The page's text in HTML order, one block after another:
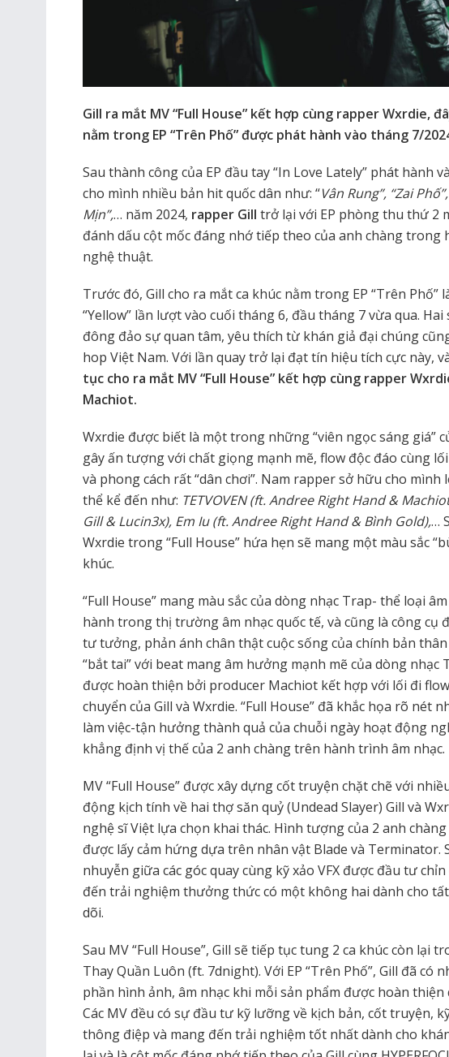
Gill ra mắt MV “Full House” kết hợp cùng rapper Wxrdie,
nằm trong EP “Trên Phố” được phát hành vào tháng 7/
Sau thành công của EP đầu tay “In Love Lately” phát hành
cho mình nhiều bản hit quốc dân như: “Vân Rung”, “Zai
Mịn”,… năm 2024, rapper Gill trở lại với EP phòng thu thứ 2
đánh dấu cột mốc đáng nhớ tiếp theo của anh chàng
nghệ thuật.
Trước đó, Gill cho ra mắt ca khúc nằm trong EP “Trên Phố”
“Yellow” lần lượt vào cuối tháng 6, đầu tháng 7 vừa qua.
đông đảo sự quan tâm, yêu thích từ khán giả đại chúng
hop Việt Nam. Với lần quay trở lại đạt tín hiệu tích cực này,
tục cho ra mắt MV “Full House” kết hợp cùng rapper
Machiot.
Wxrdie được biết là một trong những “viên ngọc sáng giá”
gây ấn tượng với chất giọng mạnh mẽ, flow độc đáo cùng
và phong cách rất “dân chơi”. Nam rapper sở hữu cho mình
thể kể đến như: TETVOVEN (ft. Andree Right Hand &
Gill & Lucin3x), Em Iu (ft. Andree Right Hand & Bình Gold),…
Wxrdie trong “Full House” hứa hẹn sẽ mang một màu sắc
khúc.
“Full House” mang màu sắc của dòng nhạc Trap- thể loại
hành trong thị trường âm nhạc quốc tế, và cũng là công cụ
tư tưởng, phản ánh chân thật cuộc sống của chính bản
“bắt tai” với beat mang âm hưởng mạnh mẽ của dòng nhạc
được hoàn thiện bởi producer Machiot kết hợp với lối đi
chuyển của Gill và Wxrdie. “Full House” đã khắc họa rõ nét
làm việc-tận hưởng thành quả của chuỗi ngày hoạt động
khẳng định vị thế của 2 anh chàng trên hành trình âm nhạc.
MV “Full House” được xây dựng cốt truyện chặt chẽ với
động kịch tính về hai thợ săn quỷ (Undead Slayer) Gill và
nghệ sĩ Việt lựa chọn khai thác. Hình tượng của 2 anh
được lấy cảm hứng dựa trên nhân vật Blade và Terminator.
nhuyễn giữa các góc quay cùng kỹ xảo VFX được đầu tư
đến trải nghiệm thưởng thức có một không hai dành cho
dõi.
Sau MV “Full House”, Gill sẽ tiếp tục tung 2 ca khúc còn lại
Thay Quần Luôn (ft. 7dnight). Với EP “Trên Phố”, Gill đã có
phần hình ảnh, âm nhạc khi mỗi sản phẩm được hoàn thiện
Các MV đều có sự đầu tư kỹ lưỡng về kịch bản, cốt truyện,
thông điệp và mang đến trải nghiệm tốt nhất dành cho